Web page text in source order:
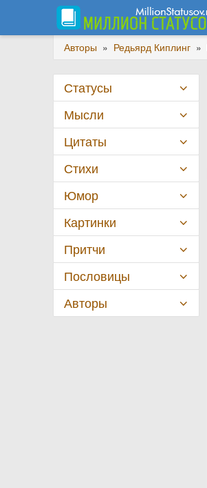
Авторы » Редьярд Киплинг »
Статусы
Мысли
Цитаты
Стихи
Юмор
Картинки
Притчи
Пословицы
Авторы